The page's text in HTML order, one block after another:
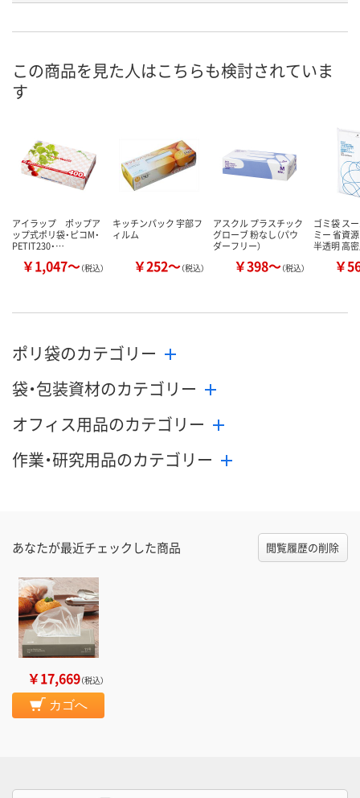
8月10日（月）
カ
この商品を見た人はこちらも検討されていま
す
アイラップ ポップア
ップ式ポリ袋・ピコM・
PETIT230・…
￥1,047～（税込）
キッチンパック 宇部フ
ィルム
￥252～（税込）
アスクル プラスチック
グローブ 粉なし（パウ
ダーフリー）
￥398～（税込）
ゴミ袋 ス
ミー 省資
半透明 高
￥
ポリ袋のカテゴリー
袋・包装資材のカテゴリー
オフィス用品のカテゴリー
作業・研究用品のカテゴリー
あなたが最近チェックした商品 閲覧履歴の削除
￥17,669（税込）
カゴへ